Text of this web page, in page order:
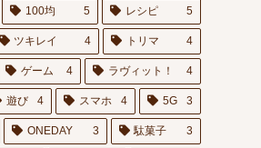
100均 5 レシピ 5
ツキレイ 4 トリマ 4
ゲーム 4 ラヴィット！ 4
遊び 4 スマホ 4 5G 3
ONEDAY 3 駄菓子 3